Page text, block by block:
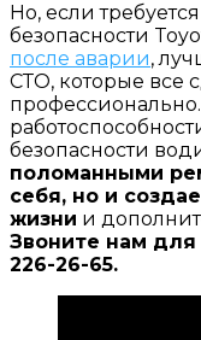
Но, если
безопасности
после аварии,
СТО, которые все
безопасности
поломанными
себя, но и
жизни и
Звоните нам для
226-26-65.